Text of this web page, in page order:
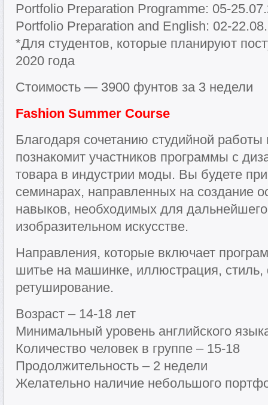
Portfolio Preparation Programme: 05-
Portfolio Preparation and English: 02-
*Для студентов, которые планируют
2020 года
Стоимость — 3900 фунтов за 3 недели
Fashion Summer Course
Благодаря сочетанию студийной работы
познакомит участников программы с
товара в индустрии моды. Вы будете
семинарах, направленных на создание
навыков, необходимых для
изобразительном искусстве.
Направления, которые включает
шитье на машинке, иллюстрация,
ретуширование.
Возраст – 14-18 лет
Минимальный уровень английского
Количество человек в группе – 15-18
Продолжительность – 2 недели
Желательно наличие небольшого